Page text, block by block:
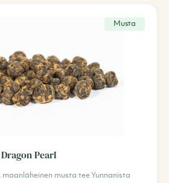
Musta
Pearl
maanläheinen musta tee Yunnanista